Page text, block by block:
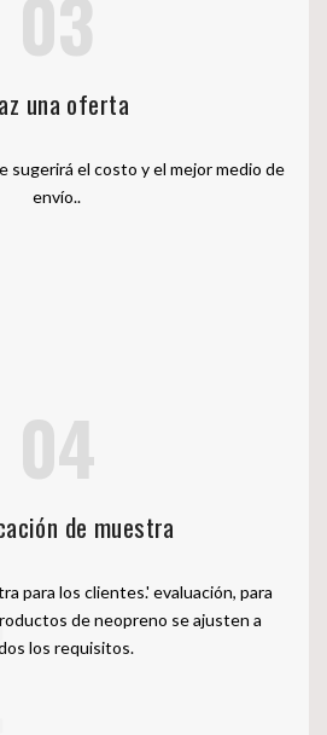
03
una oferta
sugerirá el costo y el mejor medio de
envío..
04
de muestra
para los clientes.' evaluación, para
de neopreno se ajusten a
los requisitos.